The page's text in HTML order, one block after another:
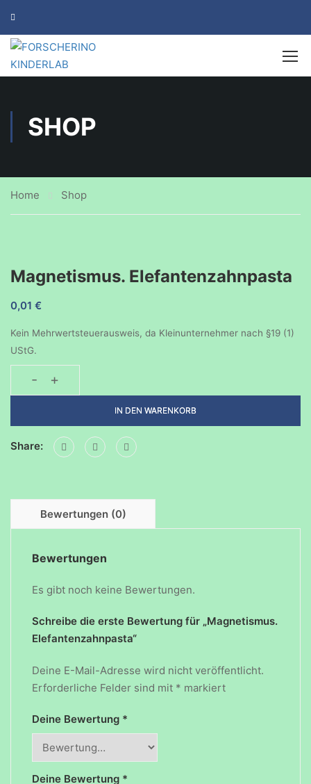
SHOP
Home Shop
Magnetismus. Elefantenzahnpasta
0,01 €
Kein Mehrwertsteuerausweis, da Kleinunternehmer nach §19 (1)
UStG.
-
Magnetismus.
Elefantenzahnpasta
+
IN DEN WARENKORB
Share:
Bewertungen (0)
Bewertungen
Es gibt noch keine Bewertungen.
Schreibe die erste Bewertung für „Magnetismus.
Elefantenzahnpasta“
Deine E-Mail-Adresse wird nicht veröffentlicht.
Erforderliche Felder sind mit * markiert
Deine Bewertung *
Deine Bewertung *